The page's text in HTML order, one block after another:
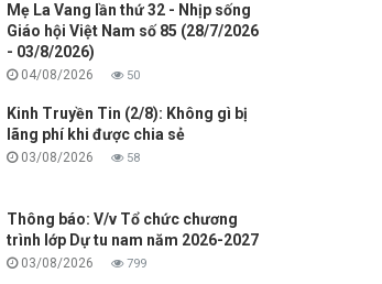
Mẹ La Vang lần thứ 32 - Nhịp sống
Giáo hội Việt Nam số 85 (28/7/2026
- 03/8/2026)
04/08/2026 50
Kinh Truyền Tin (2/8): Không gì bị
lãng phí khi được chia sẻ
03/08/2026 58
Thông báo: V/v Tổ chức chương
trình lớp Dự tu nam năm 2026-2027
03/08/2026 799